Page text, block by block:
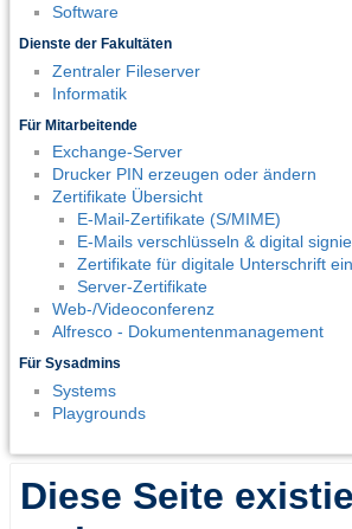
Software
Dienste der Fakultäten
Zentraler Fileserver
Informatik
Für Mitarbeitende
Exchange-Server
Drucker PIN erzeugen oder ändern
Zertifikate Übersicht
E-Mail-Zertifikate (S/MIME)
E-Mails verschlüsseln & digital
Zertifikate für digitale Unterschrift
Server-Zertifikate
Web-/Videoconferenz
Alfresco - Dokumentenmanagement
Für Sysadmins
Systems
Playgrounds
Diese Seite